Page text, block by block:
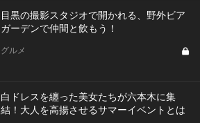
目黒の撮影スタジオで開かれる、野外ビア
ガーデンで仲間と飲もう！
グルメ
白ドレスを纏った美女たちが六本木に集
結！大人を高揚させるサマーイベントとは